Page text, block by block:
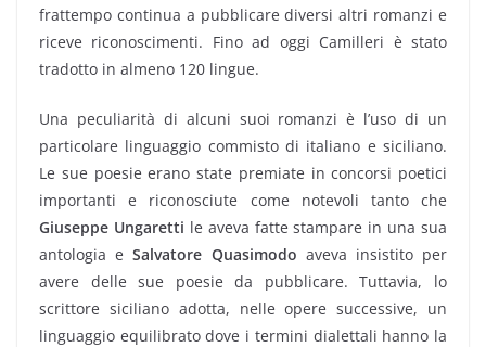
frattempo continua a pubblicare diversi altri romanzi e
riceve riconoscimenti. Fino ad oggi Camilleri è stato
tradotto in almeno 120 lingue.
Una peculiarità di alcuni suoi romanzi è l’uso di un
particolare linguaggio commisto di italiano e siciliano.
Le sue poesie erano state premiate in concorsi poetici
importanti e riconosciute come notevoli tanto che
Giuseppe Ungaretti le aveva fatte stampare in una sua
antologia eSalvatore Quasimodo aveva insistito per
avere delle sue poesie da pubblicare. Tuttavia, lo
scrittore siciliano adotta, nelle opere successive, un
linguaggio equilibrato dove i termini dialettali hanno la